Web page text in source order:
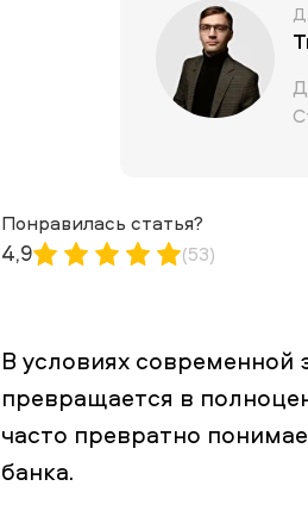
Понравилась статья?
4,9 (53)
В условиях современной
превращается в
часто превратно
банка.